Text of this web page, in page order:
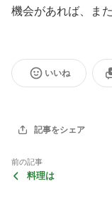
機会があれば、ま
いいね
記事をシェア
前の記事
料理は